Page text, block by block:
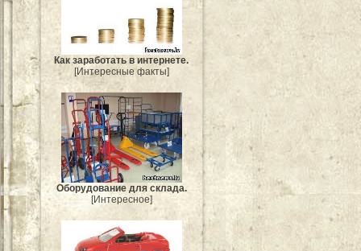
Как заработать в интернете.
[Интересные факты]
Оборудование для склада.
[Интересное]